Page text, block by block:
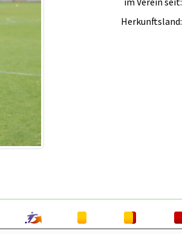
Herkunftsland: